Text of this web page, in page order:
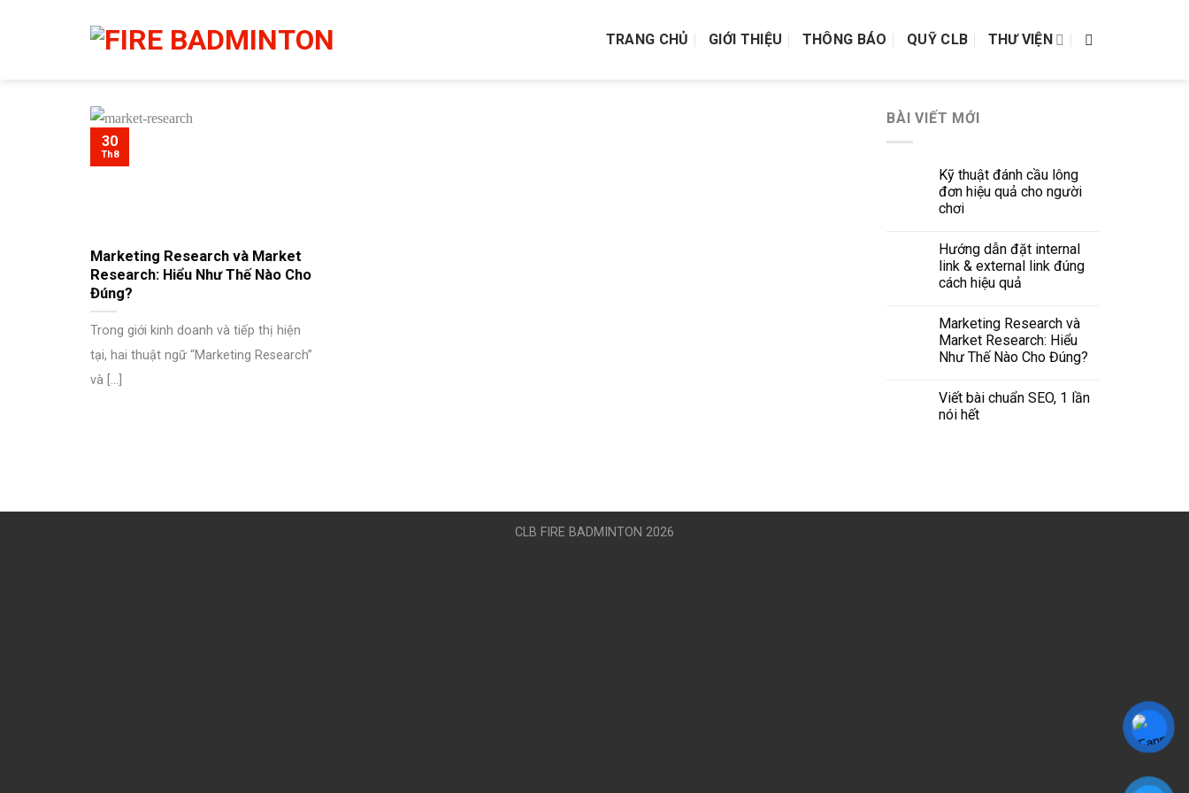
TRANG CHỦ GIỚI THIỆU THÔNG BÁO QUỸ CLB THƯ VIỆN
Marketing Research và Market
Research: Hiểu Như Thế Nào Cho
Đúng?
Trong giới kinh doanh và tiếp thị hiện
tại, hai thuật ngữ “Marketing Research”
và [...]
30
Th8
BÀI VIẾT MỚI
Kỹ thuật đánh cầu lông
đơn hiệu quả cho người
chơi
Hướng dẫn đặt internal
link & external link đúng
cách hiệu quả
Marketing Research và
Market Research: Hiểu
Như Thế Nào Cho Đúng?
Viết bài chuẩn SEO, 1 lần
nói hết
CLB FIRE BADMINTON 2026